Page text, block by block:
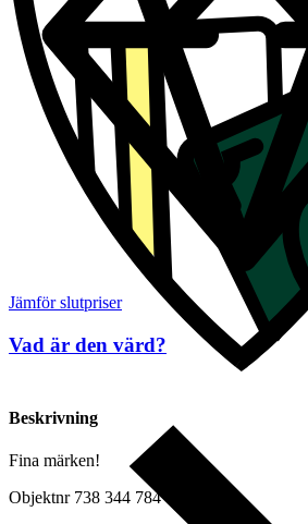
Beskrivning
Fina märken!
Objektnr 738 344 784
Jämför slutpriser
Vad är den värd?